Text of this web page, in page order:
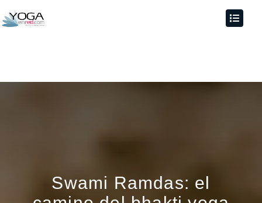
Swami Ramdas: el